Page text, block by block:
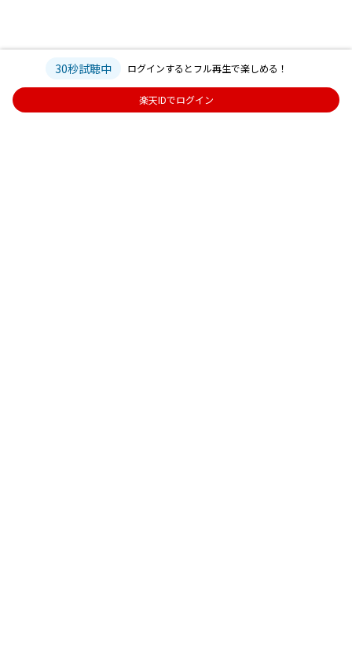
30秒試聴中 ログインするとフル再生で楽しめる！
楽天IDでログイン